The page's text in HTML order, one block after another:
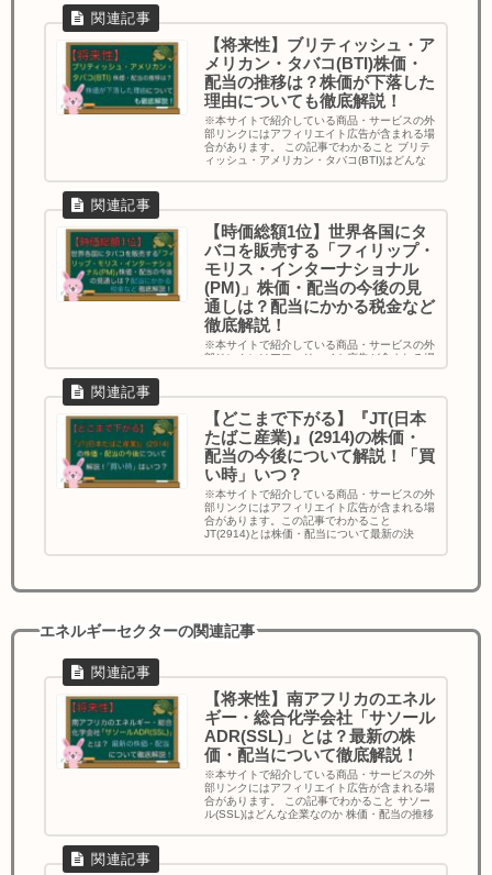
【将来性】ブリティッシュ・ア
メリカン・タバコ(BTI)株価・
配当の推移は？株価が下落した
理由についても徹底解説！
※本サイトで紹介している商品・サービスの外
部リンクにはアフィリエイト広告が含まれる場
合があります。 この記事でわかること ブリテ
ィッシュ・アメリカン・タバコ(BTI)はどんな
【時価総額1位】世界各国にタ
バコを販売する「フィリップ・
モリス・インターナショナル
(PM)」株価・配当の今後の見
通しは？配当にかかる税金など
徹底解説！
※本サイトで紹介している商品・サービスの外
部リンクにはアフィリエイト広告が含まれる場
合があります。 この記事でわかること フィリ
んな企業なのか ...
【どこまで下がる】『JT(日本
たばこ産業)』(2914)の株価・
配当の今後について解説！「買
い時」いつ？
※本サイトで紹介している商品・サービスの外
部リンクにはアフィリエイト広告が含まれる場
合があります。この記事でわかること
JT(2914)とは株価・配当について最新の決
エネルギーセクターの関連記事
【将来性】南アフリカのエネル
ギー・総合化学会社「サソール
ADR(SSL)」とは？最新の株
価・配当について徹底解説！
※本サイトで紹介している商品・サービスの外
部リンクにはアフィリエイト広告が含まれる場
合があります。 この記事でわかること サソー
ル(SSL)はどんな企業なのか 株価・配当の推移